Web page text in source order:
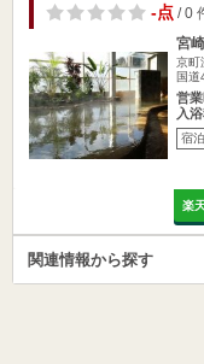
-点/ 0
宮
京町
国道
営
入
宿泊
楽
関連情報から探す